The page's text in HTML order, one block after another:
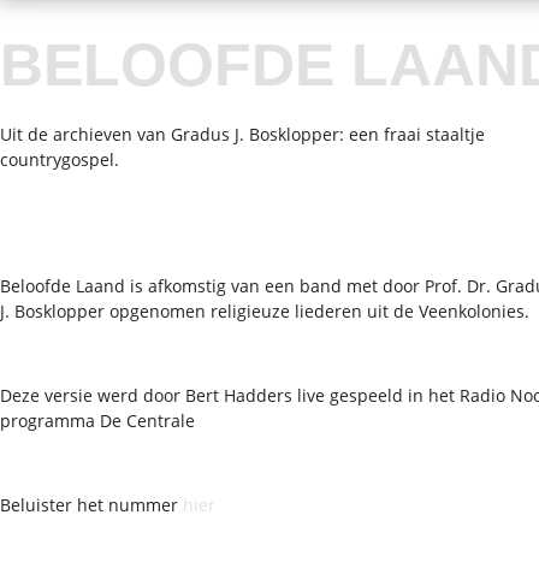
BELOOFDE
Uit de archieven van Gradus J. Bosklopper: een fraai staaltje
countrygospel.
Beloofde Laand is afkomstig van een band met door Prof. Dr.
J. Bosklopper opgenomen religieuze liederen uit de Veenkolonies.
Deze versie werd door Bert Hadders live gespeeld in het Radio
programma De Centrale
Beluister het nummer hier